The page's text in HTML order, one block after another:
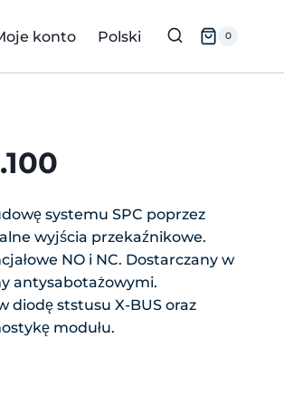
konto Polski 0
systemu SPC poprzez
wyjścia przekaźnikowe.
NO i NC. Dostarczany w
antysabotażowymi.
diodę ststusu X-BUS oraz
modułu.